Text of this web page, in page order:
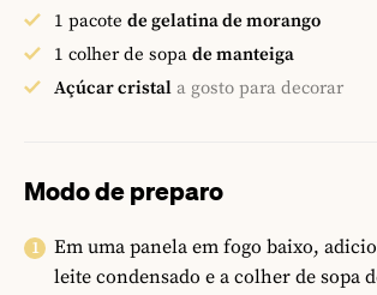
1 pacote de gelatina de morango
1 colher de sopa de manteiga
Açúcar cristal a gosto para decorar
Modo de preparo
Em uma panela em fogo baixo,
leite condensado e a colher de sopa